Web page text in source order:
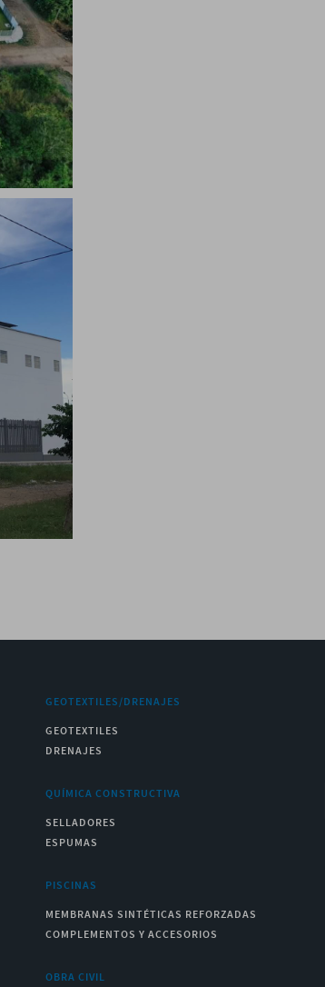
GEOTEXTILES/DRENAJES
GEOTEXTILES
DRENAJES
QUÍMICA CONSTRUCTIVA
SELLADORES
ESPUMAS
PISCINAS
MEMBRANAS SINTÉTICAS REFORZADAS
COMPLEMENTOS Y ACCESORIOS
OBRA CIVIL